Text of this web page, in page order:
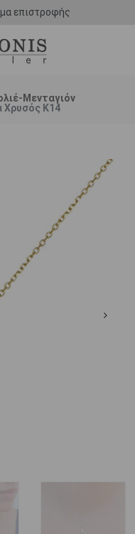
επιστροφής
Μενταγιόν
Χρυσός K14